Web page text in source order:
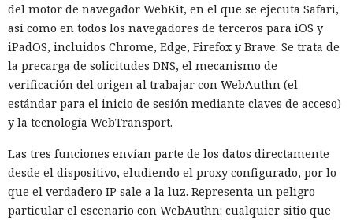
del motor de navegador WebKit, en el que se ejecuta Safari,
así como en todos los navegadores de terceros para iOS y
iPadOS, incluidos Chrome, Edge, Firefox y Brave. Se trata de
la precarga de solicitudes DNS, el mecanismo de
verificación del origen al trabajar con WebAuthn (el
estándar para el inicio de sesión mediante claves de acceso)
y la tecnología WebTransport.
Las tres funciones envían parte de los datos directamente
desde el dispositivo, eludiendo el proxy configurado, por lo
que el verdadero IP sale a la luz. Representa un peligro
particular el escenario con WebAuthn: cualquier sitio que